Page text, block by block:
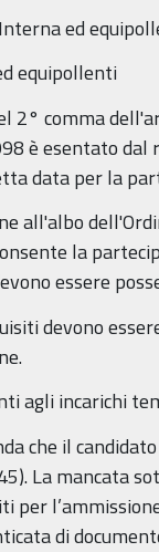
ed
equipollenti
2° comma
è esentato dal
data per la
all'albo
la
essere
devono
agli incarichi
che il
La mancata
per
di